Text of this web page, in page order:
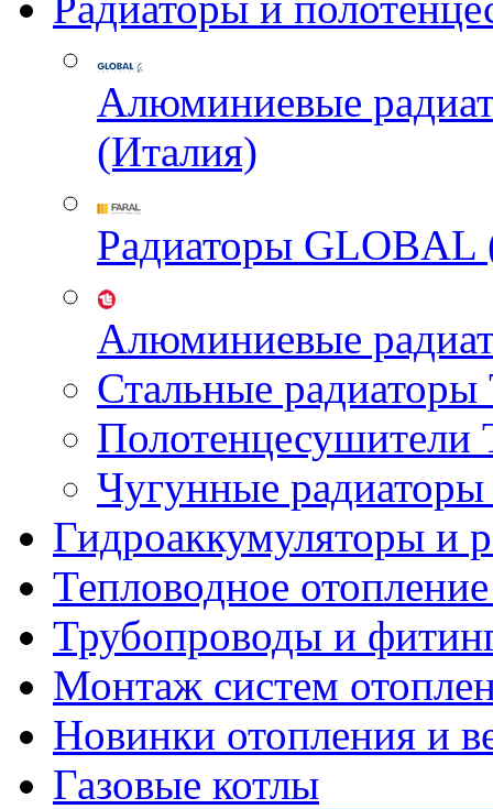
Алюминиевые
(Италия)
Радиаторы GLOBAL
Алюминиевые
Стальные
Чугунные
Гидроаккумуляторы и
Тепловодное
Трубопроводы и
Монтаж систем
Новинки отопления и
Газовые котлы